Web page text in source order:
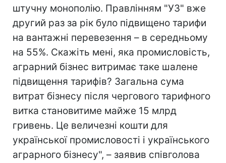
штучну монополію. Правлінням "УЗ" вже
другий раз за рік було підвищено тарифи
на вантажні перевезення – в середньому
на 55%. Скажіть мені, яка промисловість,
аграрний бізнес витримає таке шалене
підвищення тарифів? Загальна сума
витрат бізнесу після чергового тарифного
витка становитиме майже 15 млрд
гривень. Це величезні кошти для
української промисловості і українського
аграрного бізнесу", – заявив співголова